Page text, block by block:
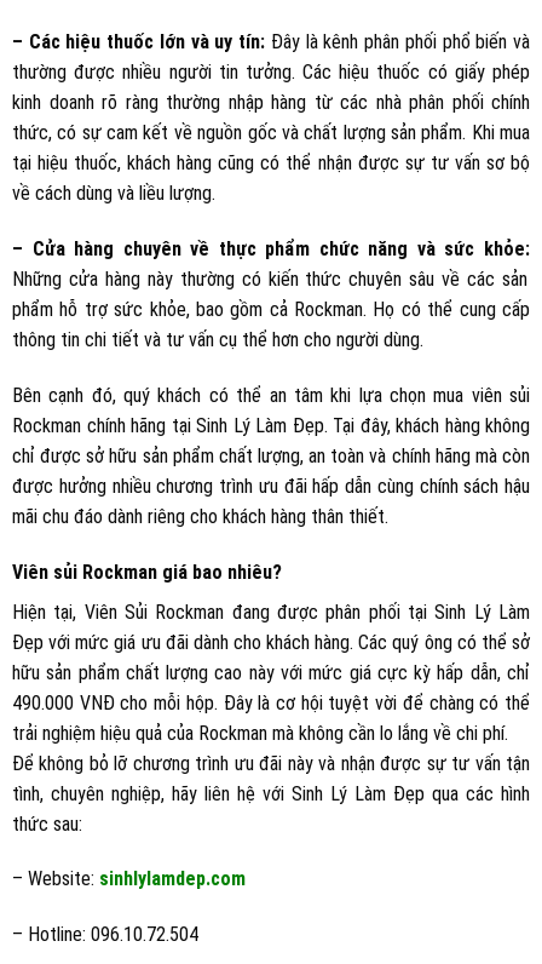
– Các hiệu thuốc lớn và uy tín: Đây là kênh phân phối phổ biến và
thường được nhiều người tin tưởng. Các hiệu thuốc có giấy phép
kinh doanh rõ ràng thường nhập hàng từ các nhà phân phối chính
thức, có sự cam kết về nguồn gốc và chất lượng sản phẩm. Khi mua
tại hiệu thuốc, khách hàng cũng có thể nhận được sự tư vấn sơ bộ
về cách dùng và liều lượng.
– Cửa hàng chuyên về thực phẩm chức năng và sức khỏe:
Những cửa hàng này thường có kiến thức chuyên sâu về các sản
phẩm hỗ trợ sức khỏe, bao gồm cả Rockman. Họ có thể cung cấp
thông tin chi tiết và tư vấn cụ thể hơn cho người dùng.
Bên cạnh đó, quý khách có thể an tâm khi lựa chọn mua viên sủi
Rockman chính hãng tại Sinh Lý Làm Đẹp. Tại đây, khách hàng không
chỉ được sở hữu sản phẩm chất lượng, an toàn và chính hãng mà còn
được hưởng nhiều chương trình ưu đãi hấp dẫn cùng chính sách hậu
mãi chu đáo dành riêng cho khách hàng thân thiết.
Viên sủi Rockman giá bao nhiêu?
Hiện tại, Viên Sủi Rockman đang được phân phối tại Sinh Lý Làm
Đẹp với mức giá ưu đãi dành cho khách hàng. Các quý ông có thể sở
hữu sản phẩm chất lượng cao này với mức giá cực kỳ hấp dẫn, chỉ
490.000 VNĐ cho mỗi hộp. Đây là cơ hội tuyệt vời để chàng có thể
trải nghiệm hiệu quả của Rockman mà không cần lo lắng về chi phí.
Để không bỏ lỡ chương trình ưu đãi này và nhận được sự tư vấn tận
tình, chuyên nghiệp, hãy liên hệ với Sinh Lý Làm Đẹp qua các hình
thức sau:
– Website: sinhlylamdep.com
– Hotline: 096.10.72.504